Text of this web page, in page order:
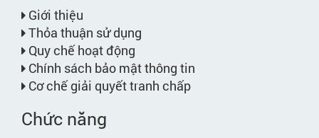
Giới thiệu
Thỏa thuận sử dụng
Quy chế hoạt động
Chính sách bảo mật thông tin
Cơ chế giải quyết tranh chấp
Chức năng